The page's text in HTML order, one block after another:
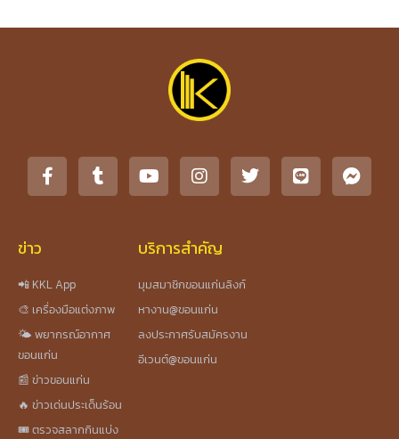
ข่าว
📲 KKL App
🎨 เครื่องมือแต่งภาพ
🌤️ พยากรณ์อากาศ
ขอนแก่น
📰 ข่าวขอนแก่น
🔥 ข่าวเด่นประเด็นร้อน
🎟️ ตรวจสลากกินแบ่ง
บริการสำคัญ
มุมสมาชิกขอนแก่นลิงก์
หางาน@ขอนแก่น
ลงประกาศรับสมัครงาน
อีเวนต์@ขอนแก่น